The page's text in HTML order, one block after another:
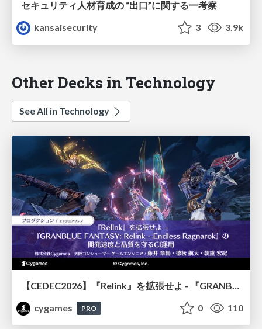
セキュリティ人材育成の “出口”に関する一考察
kansaisecurity
3 3.9k
Other Decks in Technology
See All in Technology
cygames
PRO 0 110